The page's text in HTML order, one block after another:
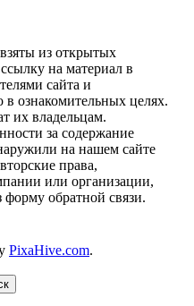
из открытых
на материал в
сайта и
в ознакомительных целях.
их владельцам.
за содержание
на нашем сайте
права,
или организации,
обратной связи.
PixaHive.com.